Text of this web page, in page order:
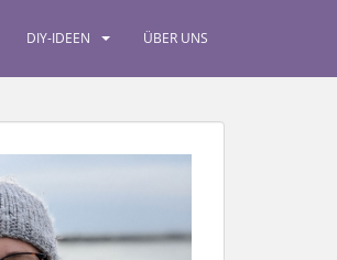
DIY-IDEEN ÜBER UNS